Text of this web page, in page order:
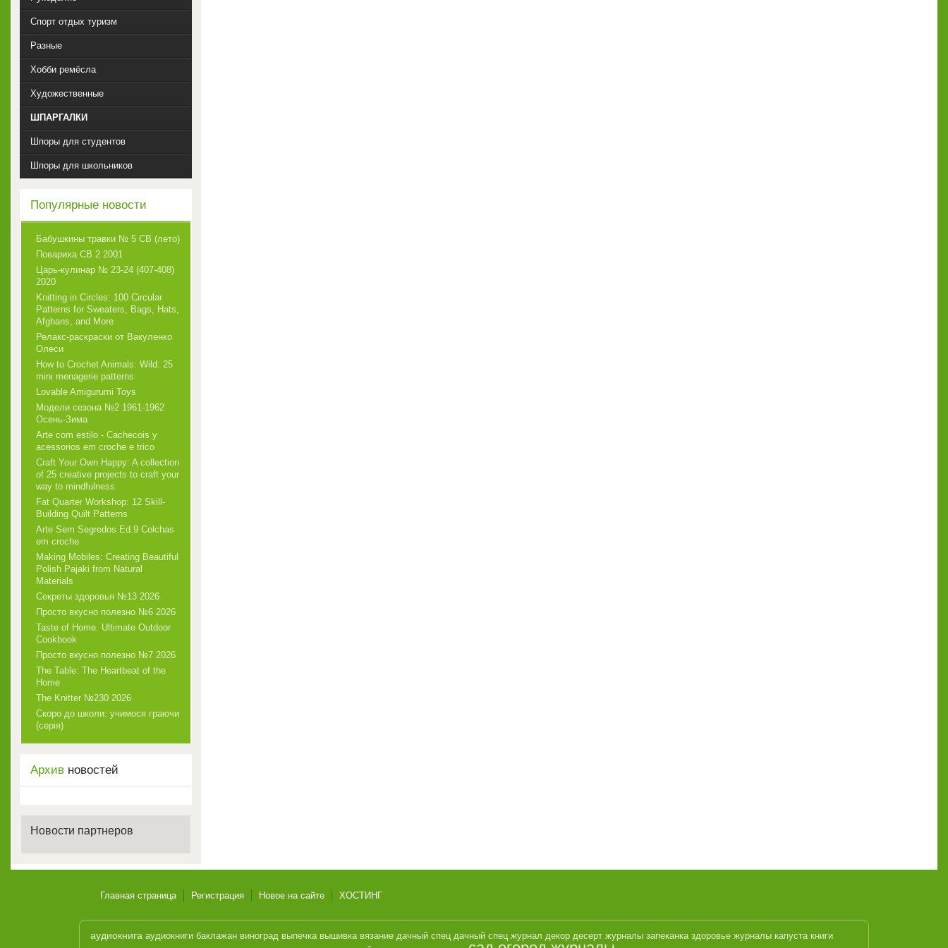
Спорт отдых туризм
Разные
Хобби ремёсла
Художественные
ШПАРГАЛКИ
Шпоры для студентов
Шпоры для школьников
Популярные новости
Бабушкины травки № 5 СВ (лето)
Повариха СВ 2 2001
Царь-кулинар № 23-24 (407-408)
2020
Knitting in Circles: 100 Circular
Patterns for Sweaters, Bags, Hats,
Afghans, and More
Релакс-раскраски от Вакуленко
Олеси
How to Crochet Animals: Wild: 25
mini menagerie patterns
Lovable Amigurumi Toys
Модели сезона №2 1961-1962
Осень-Зима
Arte com estilo - Cachecois у
acessorios em croche e trico
Craft Your Own Happy: A collection
of 25 creative projects to craft your
way to mindfulness
Fat Quarter Workshop: 12 Skill-
Building Quilt Patterns
Arte Sem Segredos Ed.9 Colchas
em croche
Making Mobiles: Creating Beautiful
Polish Pajaki from Natural
Materials
Секреты здоровья №13 2026
Просто вкусно полезно №6 2026
Taste of Home. Ultimate Outdoor
Cookbook
Просто вкусно полезно №7 2026
The Table: The Heartbeat of the
Home
The Knitter №230 2026
Скоро до школи: учимося граючи
(серія)
Архив новостей
Новости партнеров
Главная страница Регистрация Новое на сайте ХОСТИНГ
аудиокнига аудиокниги баклажан виноград выпечка вышивка вязание дачный спец дачный спец журнал декор десерт журналы запеканка здоровье журналы капуста книги